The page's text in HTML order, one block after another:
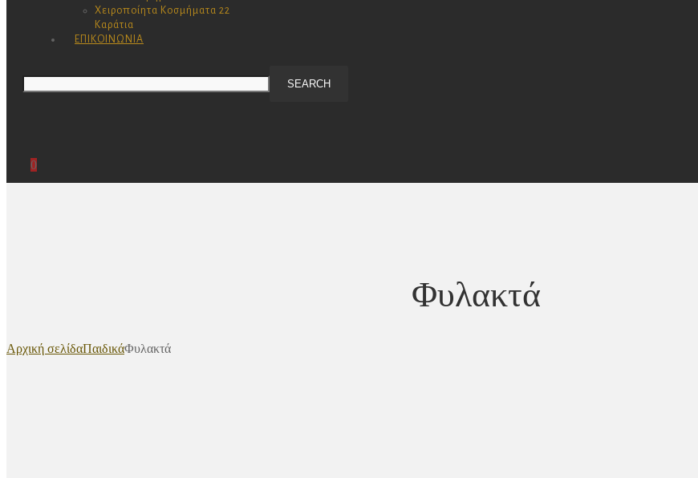
Χειροποίητα Κοσμήματα 22
Καράτια
ΕΠΙΚΟΙΝΩΝΊΑ
0
Φυλακτά
Αρχική σελίδαΠαιδικάΦυλακτά